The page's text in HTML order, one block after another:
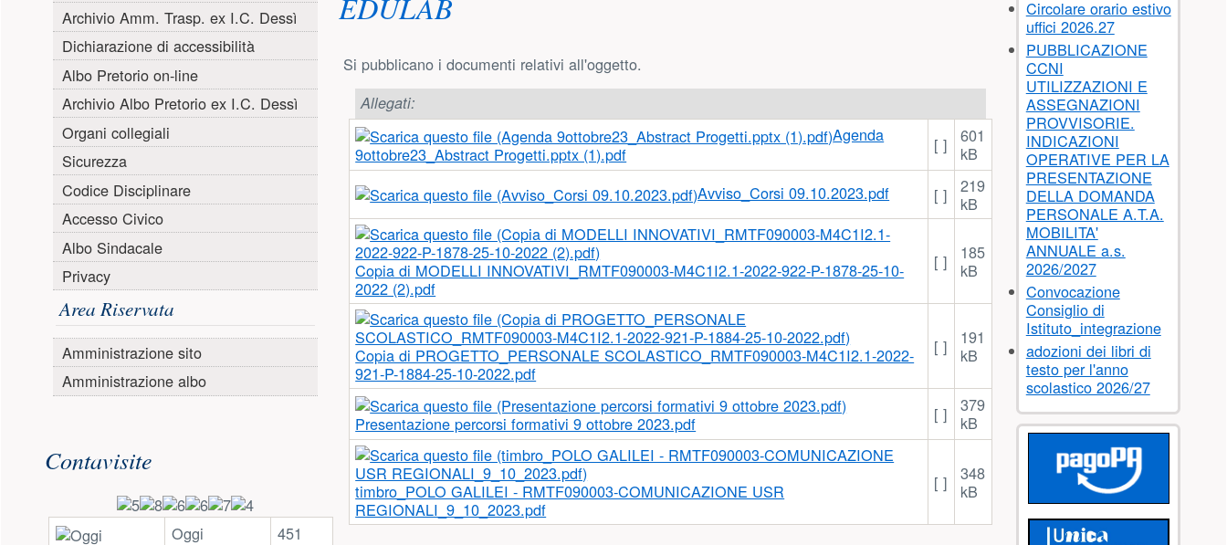
Archivio Amm. Trasp. ex I.C. Dessì
Dichiarazione di accessibilità
Albo Pretorio on-line
Archivio Albo Pretorio ex I.C. Dessì
Organi collegiali
Sicurezza
Codice Disciplinare
Accesso Civico
Albo Sindacale
Privacy
Area Riservata
Amministrazione sito
Amministrazione albo
Risorse aggiuntive (colonna di sinistra)
Contavisite
Oggi
451
Si pubblicano i documenti relativi all'oggetto.
Allegati:
Agenda
9ottobre23_Abstract Progetti.pptx (1).pdf
[ ]
601
kB
Avviso_Corsi 09.10.2023.pdf
[ ]
219
kB
Copia di MODELLI INNOVATIVI_RMTF090003-M4C1I2.1-2022-922-P-1878-25-10-
2022 (2).pdf
[ ]
185
kB
Copia di PROGETTO_PERSONALE SCOLASTICO_RMTF090003-M4C1I2.1-2022-
921-P-1884-25-10-2022.pdf
[ ]
191
kB
Presentazione percorsi formativi 9 ottobre 2023.pdf [ ]
379
kB
timbro_POLO GALILEI - RMTF090003-COMUNICAZIONE USR
REGIONALI_9_10_2023.pdf
[ ]
348
kB
Circolare orario estivo
uffici 2026.27
PUBBLICAZIONE
CCNI
UTILIZZAZIONI E
ASSEGNAZIONI
PROVVISORIE.
INDICAZIONI
OPERATIVE PER LA
PRESENTAZIONE
DELLA DOMANDA
PERSONALE A.T.A.
MOBILITA'
ANNUALE a.s.
2026/2027
Convocazione
Consiglio di
Istituto_integrazione
adozioni dei libri di
testo per l'anno
scolastico 2026/27